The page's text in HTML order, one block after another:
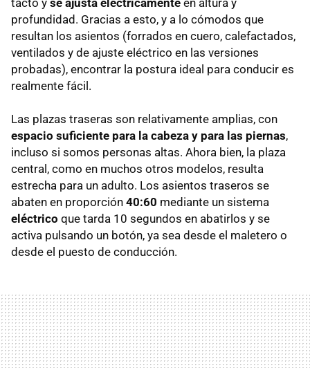
profundidad. Gracias a esto, y a lo cómodos que
resultan los asientos (forrados en cuero, calefactados,
ventilados y de ajuste eléctrico en las versiones
probadas), encontrar la postura ideal para conducir es
realmente fácil.
Las plazas traseras son relativamente amplias, con
espacio suficiente para la cabeza y para las piernas,
incluso si somos personas altas. Ahora bien, la plaza
central, como en muchos otros modelos, resulta
estrecha para un adulto. Los asientos traseros se
abaten en proporción 40:60 mediante un sistema
eléctrico que tarda 10 segundos en abatirlos y se
activa pulsando un botón, ya sea desde el maletero o
desde el puesto de conducción.